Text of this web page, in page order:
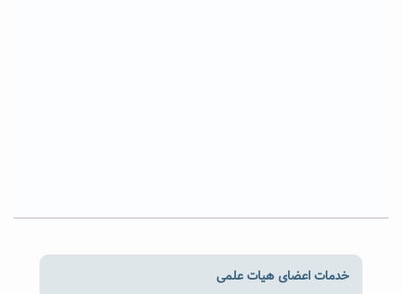
خدمات اعضای هیات علمی